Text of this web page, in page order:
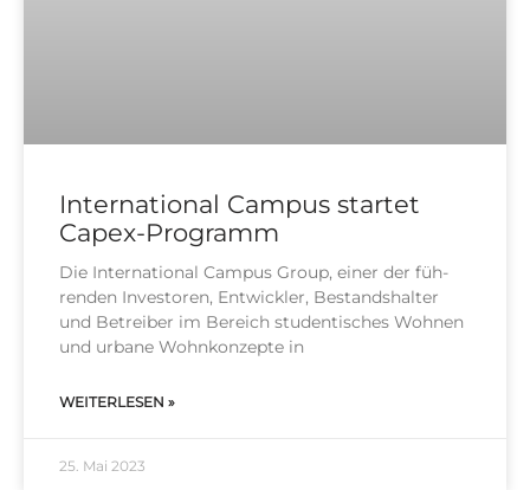
International Campus startet
Capex-Programm
Die Inter­na­tio­nal Cam­pus Group, einer der füh­
ren­den Inves­to­ren, Ent­wick­ler, Bestands­hal­ter
und Betrei­ber im Bereich stu­den­ti­sches Woh­nen
und urba­ne Wohn­kon­zep­te in
WEITERLESEN »
25. Mai 2023